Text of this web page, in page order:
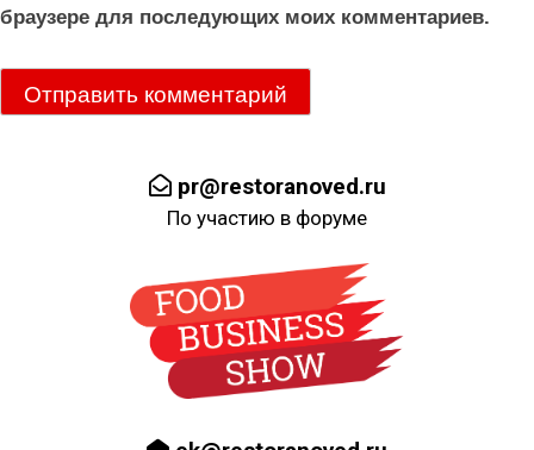
браузере для последующих моих комментариев.
pr@restoranoved.ru
По участию в форуме